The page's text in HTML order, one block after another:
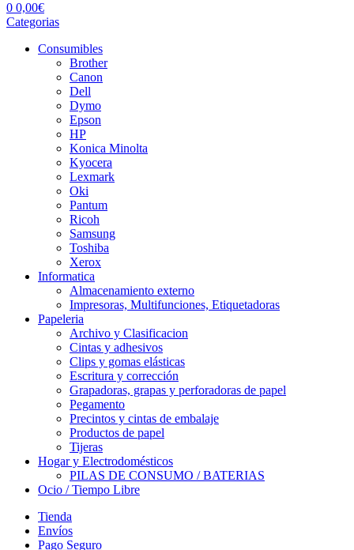
0 0,00€
Categorias
Consumibles
Brother
Canon
Dell
Dymo
Epson
HP
Konica Minolta
Kyocera
Lexmark
Oki
Pantum
Ricoh
Samsung
Toshiba
Xerox
Informatica
Almacenamiento externo
Impresoras, Multifunciones, Etiquetadoras
Papeleria
Archivo y Clasificacion
Cintas y adhesivos
Clips y gomas elásticas
Escritura y corrección
Grapadoras, grapas y perforadoras de papel
Pegamento
Precintos y cintas de embalaje
Productos de papel
Tijeras
Hogar y Electrodomésticos
PILAS DE CONSUMO / BATERIAS
Ocio / Tiempo Libre
Tienda
Envíos
Pago Seguro